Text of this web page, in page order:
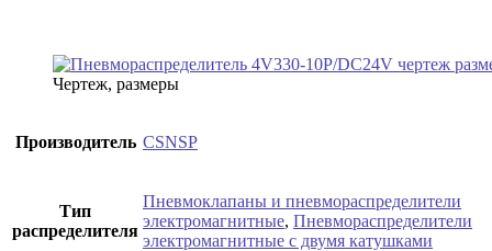
Чертеж, размеры
Производитель CSNSP
Тип
распределителя
Пневмоклапаны и пневмораспределители
электромагнитные, Пневмораспределители
электромагнитные с двумя катушками